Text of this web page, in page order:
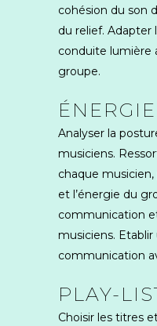
cohésion du son
du relief. Adapter
conduite lumière
groupe.
ÉNERGIE
Analyser la
musiciens.
chaque
et l’énergie du
communication
musiciens.
communication
PLAY-
Choisir les titres